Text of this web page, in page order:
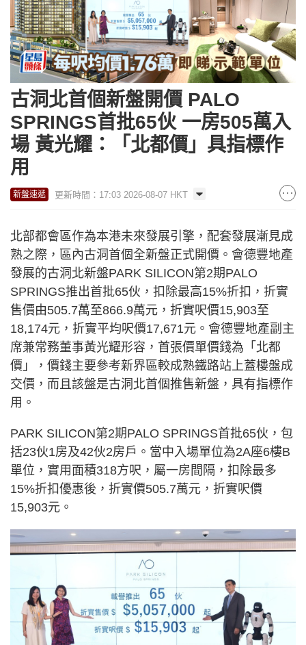
古洞北首個新盤開價 PALO
SPRINGS首批65伙 一房505萬入
場 黃光耀：「北都價」具指標作
用
新盤速遞 更新時間：17:03 2026-08-07 HKT
北部都會區作為本港未來發展引擎，配套發展漸見成
熟之際，區內古洞首個全新盤正式開價。會德豐地產
發展的古洞北新盤PARK SILICON第2期PALO
SPRINGS推出首批65伙，扣除最高15%折扣，折實
售價由505.7萬至866.9萬元，折實呎價15,903至
18,174元，折實平均呎價17,671元。會德豐地產副主
席兼常務董事黃光耀形容，首張價單價錢為「北都
價」，價錢主要參考新界區較成熟鐵路站上蓋樓盤成
交價，而且該盤是古洞北首個推售新盤，具有指標作
用。
PARK SILICON第2期PALO SPRINGS首批65伙，包
括23伙1房及42伙2房戶。當中入場單位為2A座6樓B
單位，實用面積318方呎，屬一房間隔，扣除最多
15%折扣優惠後，折實價505.7萬元，折實呎價
15,903元。